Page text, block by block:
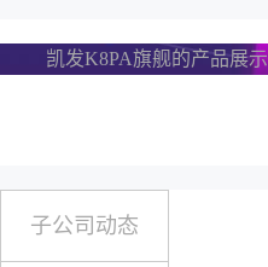
凯发K8PA旗舰的产品展示
子公司动态